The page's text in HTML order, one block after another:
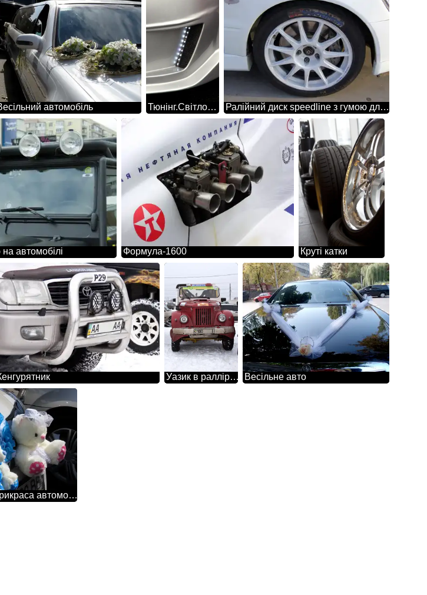
автомобіль Тюнінг.Світлодіодне підсвічування бампера. Ралійний диск speedline з гумою для асфальту BFGOODRICH
автомобілі Формула-1600 Круті катки
Уазик в раллірейде Весільне авто
Ведмежата прикраса автомобіля на весілля